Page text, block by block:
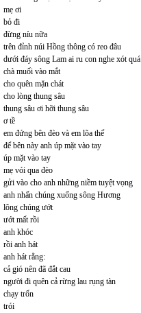
mẹ ơi
bỏ đi
đừng níu nữa
trên đỉnh núi Hồng thông có reo đâu
dưới đáy sông Lam ai ru con nghe xót quá
chà muối vào mắt
cho quên mặn chát
cho lòng thung sâu
thung sâu ơi hỡi thung sâu
ơ tề
em đứng bên đèo và em lõa thể
để bên này anh úp mặt vào tay
úp mặt vào tay
mẹ vói qua đèo
gửi vào cho anh những niềm tuyệt vọng
anh nhấn chúng xuống sông Hương
lông chúng ướt
ướt mất rồi
anh khóc
rồi anh hát
anh hát rằng:
cả gió nên đã đắt cau
người đi quên cả rừng lau rụng tàn
chạy trốn
trói